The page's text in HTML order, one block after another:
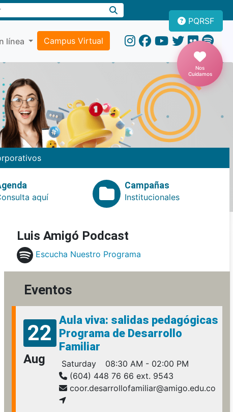
línea Campus Virtual
PQRSF
Nos
Cuidamos
aquí
Campañas
Institucionales
Luis Amigó Podcast
Escucha Nuestro Programa
Eventos
22
Aug
Aula viva: salidas pedagógicas
Programa de Desarrollo
Familiar
Saturday
08:30 AM - 02:00 PM
(604) 448 76 66 ext. 9543
coor.desarrollofamiliar@amigo.edu.co